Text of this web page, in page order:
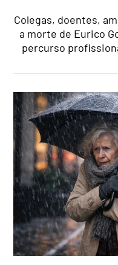
Colegas, doentes,
a morte de Eurico
percurso